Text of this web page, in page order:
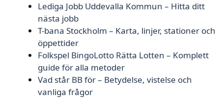
Lediga Jobb Uddevalla Kommun – Hitta ditt
nästa jobb
T-bana Stockholm – Karta, linjer, stationer och
öppettider
Folkspel BingoLotto Rätta Lotten – Komplett
guide för alla metoder
Vad står BB för – Betydelse, vistelse och
vanliga frågor